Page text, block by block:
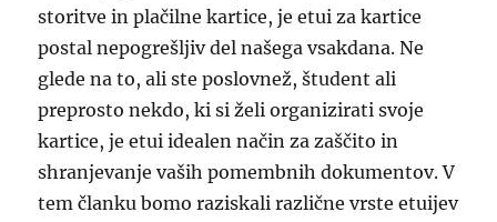
storitve in plačilne kartice, je etui za kartice
postal nepogrešljiv del našega vsakdana. Ne
glede na to, ali ste poslovnež, študent ali
preprosto nekdo, ki si želi organizirati svoje
kartice, je etui idealen način za zaščito in
shranjevanje vaših pomembnih dokumentov. V
tem članku bomo raziskali različne vrste etuijev